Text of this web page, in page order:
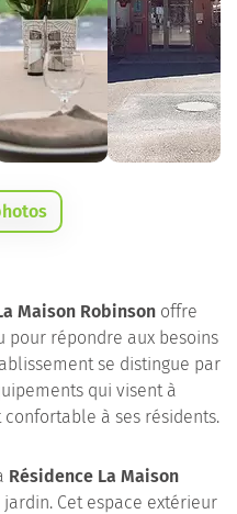
Maison Robinson offre
pour répondre aux besoins
se distingue par
qui visent à
à ses résidents.
Résidence La Maison
jardin. Cet espace extérieur